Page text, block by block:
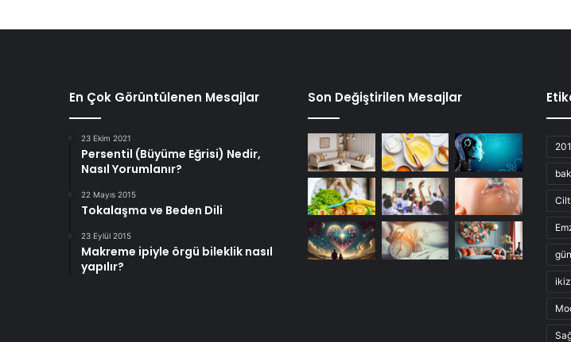
En Çok Görüntülenen Mesajlar
23 Ekim 2021
Persentil (Büyüme Eğrisi) Nedir,
Nasıl Yorumlanır?
22 Mayıs 2015
Tokalaşma ve Beden Dili
23 Eylül 2015
Makreme ipiyle örgü bileklik nasıl
yapılır?
Son Değiştirilen Mesajlar
Cilt